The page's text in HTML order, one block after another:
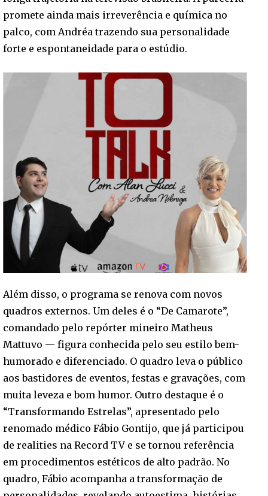
promete ainda mais irreverência e química no
palco, com Andréa trazendo sua personalidade
forte e espontaneidade para o estúdio.
Além disso, o programa se renova com novos
quadros externos. Um deles é o “De Camarote”,
comandado pelo repórter mineiro Matheus
Mattuvo — figura conhecida pelo seu estilo bem-
humorado e diferenciado. O quadro leva o público
aos bastidores de eventos, festas e gravações, com
muita leveza e bom humor. Outro destaque é o
“Transformando Estrelas”, apresentado pelo
renomado médico Fábio Gontijo, que já participou
de realities na Record TV e se tornou referência
em procedimentos estéticos de alto padrão. No
quadro, Fábio acompanha a transformação de